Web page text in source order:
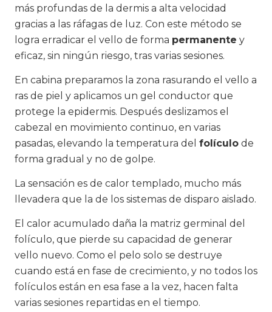
más profundas de la dermis a alta velocidad
gracias a las ráfagas de luz. Con este método se
logra erradicar el vello de forma permanente y
eficaz, sin ningún riesgo, tras varias sesiones.
En cabina preparamos la zona rasurando el vello a
ras de piel y aplicamos un gel conductor que
protege la epidermis. Después deslizamos el
cabezal en movimiento continuo, en varias
pasadas, elevando la temperatura del folículo de
forma gradual y no de golpe.
La sensación es de calor templado, mucho más
llevadera que la de los sistemas de disparo aislado.
El calor acumulado daña la matriz germinal del
folículo, que pierde su capacidad de generar
vello nuevo. Como el pelo solo se destruye
cuando está en fase de crecimiento, y no todos los
folículos están en esa fase a la vez, hacen falta
varias sesiones repartidas en el tiempo.